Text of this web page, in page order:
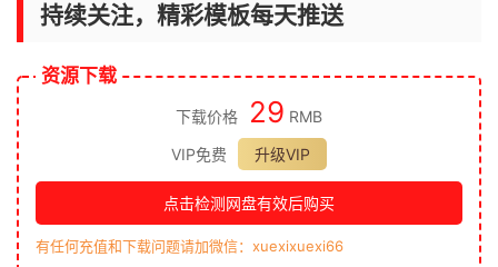
持续关注，精彩模板每天推送
资源下载
下载价格 29 RMB
VIP免费
升级VIP
点击检测网盘有效后购买
有任何充值和下载问题请加微信：xuexixuexi66